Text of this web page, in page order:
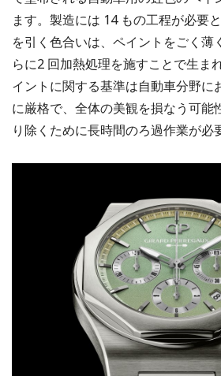
ます。製造には 14 もの工程が必要
を引く色合いは、ペイントをごく薄
らに2 回加熱処理を施すことで生ま
イントに関する基準は自動車分野に
に厳格で、全体の美観を損なう可能
り除くために長時間のろ過作業が必